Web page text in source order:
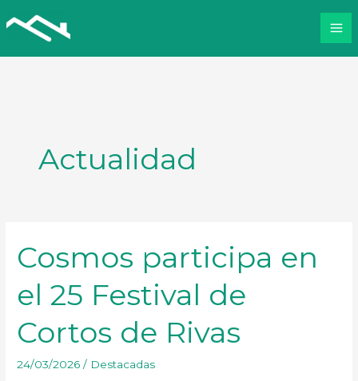
al
Actualidad
Cosmos participa en
el 25 Festival de
Cortos de Rivas
24/03/2026/ Destacadas